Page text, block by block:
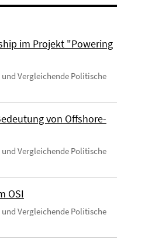
im Projekt "Powering
Vergleichende Politische
von Offshore-
Vergleichende Politische
OSI
Vergleichende Politische